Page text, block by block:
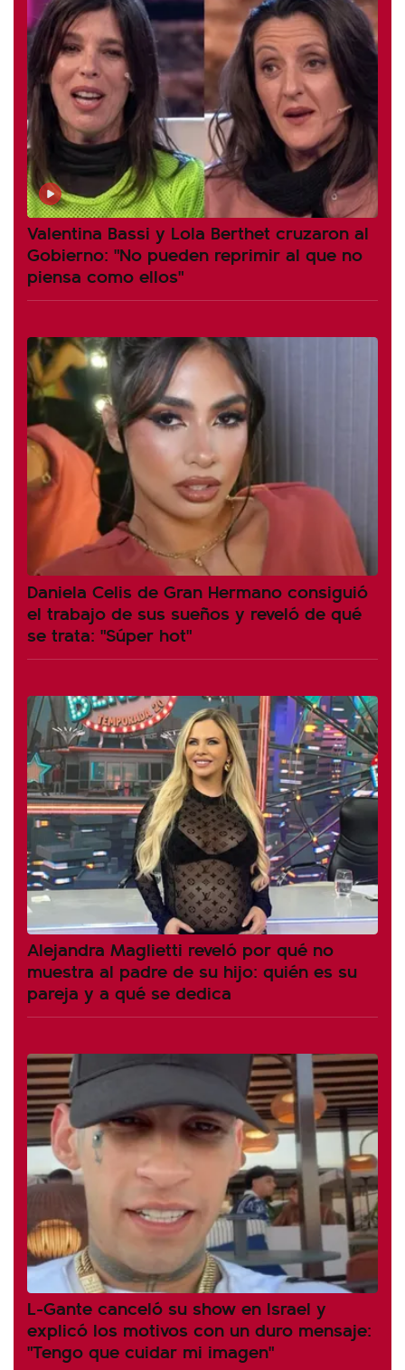
Valentina Bassi y Lola Berthet cruzaron al
Gobierno: "No pueden reprimir al que no
piensa como ellos"
Daniela Celis de Gran Hermano consiguió
el trabajo de sus sueños y reveló de qué
se trata: "Súper hot"
Alejandra Maglietti reveló por qué no
muestra al padre de su hijo: quién es su
pareja y a qué se dedica
L-Gante canceló su show en Israel y
explicó los motivos con un duro mensaje:
"Tengo que cuidar mi imagen"